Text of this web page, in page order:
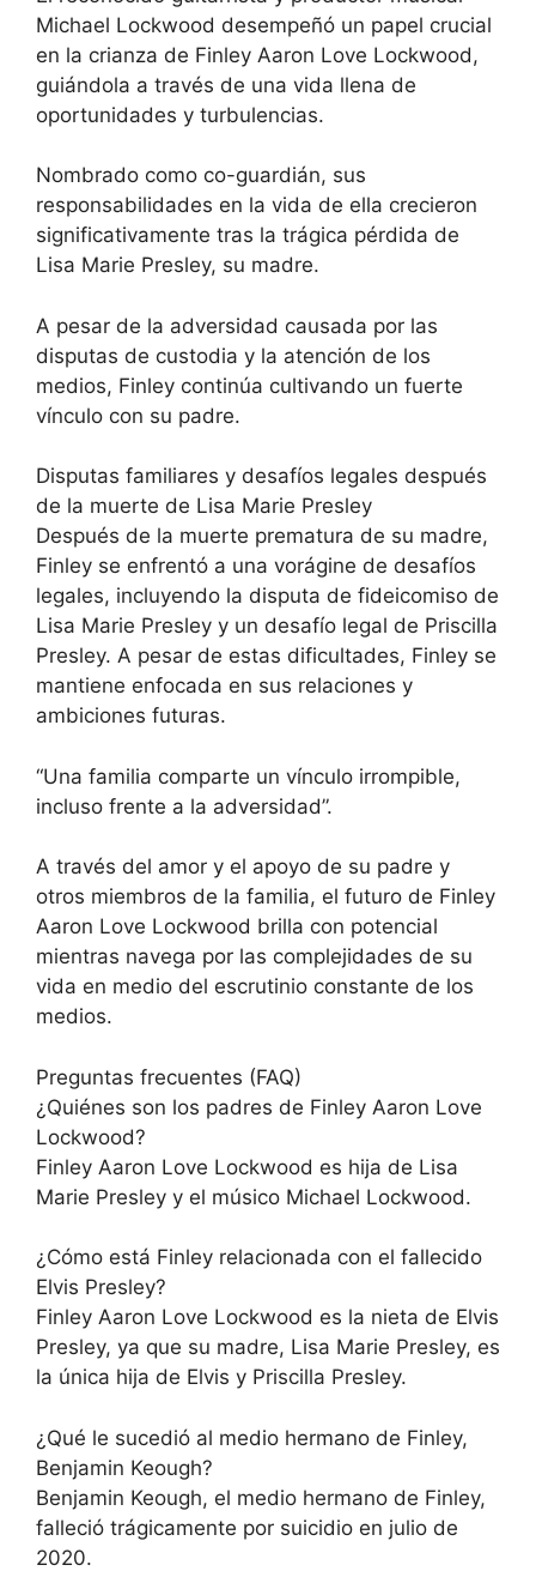
Michael Lockwood desempeñó un papel crucial
en la crianza de Finley Aaron Love Lockwood,
guiándola a través de una vida llena de
oportunidades y turbulencias.
Nombrado como co-guardián, sus
responsabilidades en la vida de ella crecieron
significativamente tras la trágica pérdida de
Lisa Marie Presley, su madre.
A pesar de la adversidad causada por las
disputas de custodia y la atención de los
medios, Finley continúa cultivando un fuerte
vínculo con su padre.
Disputas familiares y desafíos legales después
de la muerte de Lisa Marie Presley
Después de la muerte prematura de su madre,
Finley se enfrentó a una vorágine de desafíos
legales, incluyendo la disputa de fideicomiso de
Lisa Marie Presley y un desafío legal de Priscilla
Presley. A pesar de estas dificultades, Finley se
mantiene enfocada en sus relaciones y
ambiciones futuras.
“Una familia comparte un vínculo irrompible,
incluso frente a la adversidad”.
A través del amor y el apoyo de su padre y
otros miembros de la familia, el futuro de Finley
Aaron Love Lockwood brilla con potencial
mientras navega por las complejidades de su
vida en medio del escrutinio constante de los
medios.
Preguntas frecuentes (FAQ)
¿Quiénes son los padres de Finley Aaron Love
Lockwood?
Finley Aaron Love Lockwood es hija de Lisa
Marie Presley y el músico Michael Lockwood.
¿Cómo está Finley relacionada con el fallecido
Elvis Presley?
Finley Aaron Love Lockwood es la nieta de Elvis
Presley, ya que su madre, Lisa Marie Presley, es
la única hija de Elvis y Priscilla Presley.
¿Qué le sucedió al medio hermano de Finley,
Benjamin Keough?
Benjamin Keough, el medio hermano de Finley,
falleció trágicamente por suicidio en julio de
2020.